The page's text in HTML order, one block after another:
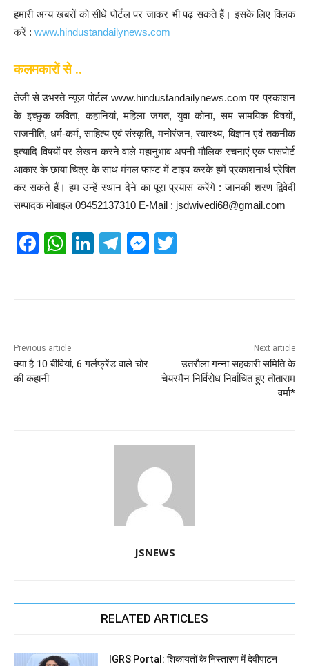
हमारी अन्य खबरों को सीधे पोर्टल पर जाकर भी पढ़ सकते हैं। इसके लिए क्लिक
करें : www.hindustandailynews.com
कलमकारों से ..
तेजी से उभरते न्यूज पोर्टल www.hindustandailynews.com पर प्रकाशन
के इच्छुक कविता, कहानियां, महिला जगत, युवा कोना, सम सामयिक विषयों,
राजनीति, धर्म-कर्म, साहित्य एवं संस्कृति, मनोरंजन, स्वास्थ्य, विज्ञान एवं तकनीक
इत्यादि विषयों पर लेखन करने वाले महानुभाव अपनी मौलिक रचनाएं एक पासपोर्ट
आकार के छाया चित्र के साथ मंगल फाण्ट में टाइप करके हमें प्रकाशनार्थ प्रेषित
कर सकते हैं। हम उन्हें स्थान देने का पूरा प्रयास करेंगे : जानकी शरण द्विवेदी
सम्पादक मोबाइल 09452137310 E-Mail : jsdwivedi68@gmail.com
F
o
o
W
p
p
Li
n
T
m
M
er
Previous article
क्या है 10 बीवियां, 6 गर्लफ्रेंड वाले चोर
की कहानी
Next article
उतरौला गन्ना सहकारी समिति के
चेयरमैन निर्विरोध निर्वाचित हुए तोताराम
वर्मा*
JSNEWS
RELATED ARTICLES
IGRS Portal: शिकायतों के निस्तारण में देवीपाटन